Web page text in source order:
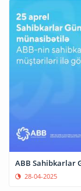
28-04-2025